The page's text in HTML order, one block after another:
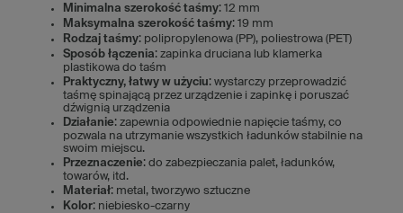
Minimalna szerokość taśmy: 12 mm
Maksymalna szerokość taśmy: 19 mm
Rodzaj taśmy: polipropylenowa (PP), poliestrowa (PET)
Sposób łączenia: zapinka druciana lub klamerka
plastikowa do taśm
Praktyczny, łatwy w użyciu: wystarczy przeprowadzić
taśmę spinającą przez urządzenie i zapinkę i poruszać
dźwignią urządzenia
Działanie: zapewnia odpowiednie napięcie taśmy, co
pozwala na utrzymanie wszystkich ładunków stabilnie na
swoim miejscu.
Przeznaczenie: do zabezpieczania palet, ładunków,
towarów, itd.
Materiał: metal, tworzywo sztuczne
Kolor: niebiesko-czarny